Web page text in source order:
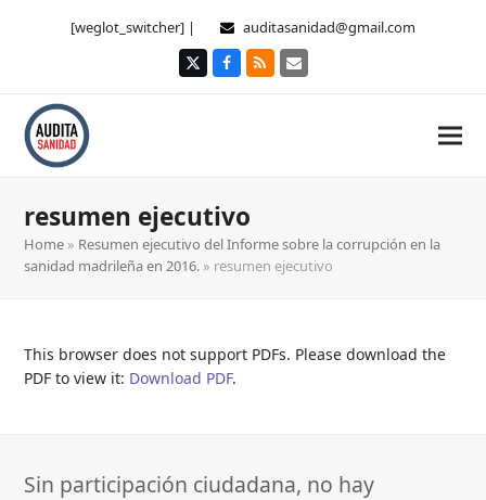
[weglot_switcher] | auditasanidad@gmail.com
TwitterFacebook
RSS Correo
resumen ejecutivo
Home » Resumen ejecutivo del Informe sobre la corrupción en la
sanidad madrileña en 2016. » resumen ejecutivo
This browser does not support PDFs. Please download the
PDF to view it: Download PDF.
Sin participación ciudadana, no hay